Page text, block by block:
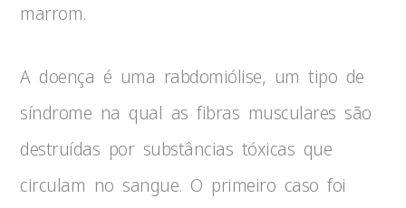
marrom.
A doença é uma rabdomiólise, um tipo de
síndrome na qual as fibras musculares são
destruídas por substâncias tóxicas que
circulam no sangue. O primeiro caso foi